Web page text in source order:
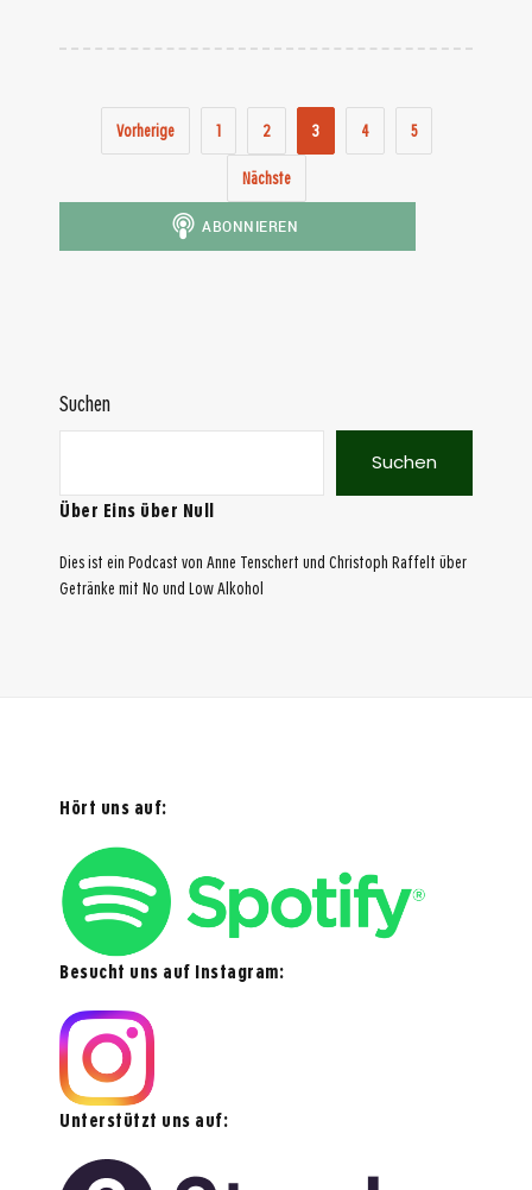
Vorherige 1 2 3 4 5
Nächste
Suchen
Suchen
Über Eins über Null
Dies ist ein Podcast von Anne Tenschert und Christoph Raffelt über
Getränke mit No und Low Alkohol
Hört uns auf:
Besucht uns auf Instagram:
Unterstützt uns auf: